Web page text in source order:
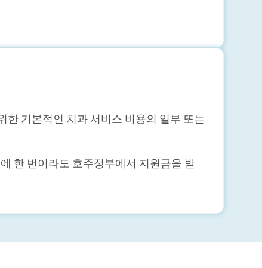
기본적인 치과 서비스 비용의 일부 또는
한 번이라도 호주정부에서 지원금을 받